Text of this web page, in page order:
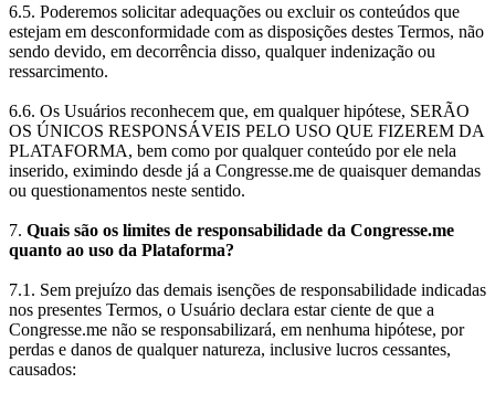
6.5. Poderemos solicitar adequações ou excluir os conteúdos que
estejam em desconformidade com as disposições destes Termos, não
sendo devido, em decorrência disso, qualquer indenização ou
ressarcimento.
6.6. Os Usuários reconhecem que, em qualquer hipótese, SERÃO
OS ÚNICOS RESPONSÁVEIS PELO USO QUE FIZEREM DA
PLATAFORMA, bem como por qualquer conteúdo por ele nela
inserido, eximindo desde já a Congresse.me de quaisquer demandas
ou questionamentos neste sentido.
7. Quais são os limites de responsabilidade da Congresse.me
quanto ao uso da Plataforma?
7.1. Sem prejuízo das demais isenções de responsabilidade indicadas
nos presentes Termos, o Usuário declara estar ciente de que a
Congresse.me não se responsabilizará, em nenhuma hipótese, por
perdas e danos de qualquer natureza, inclusive lucros cessantes,
causados: